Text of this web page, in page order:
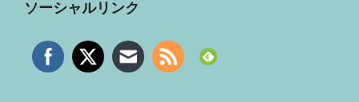
ソーシャルリンク